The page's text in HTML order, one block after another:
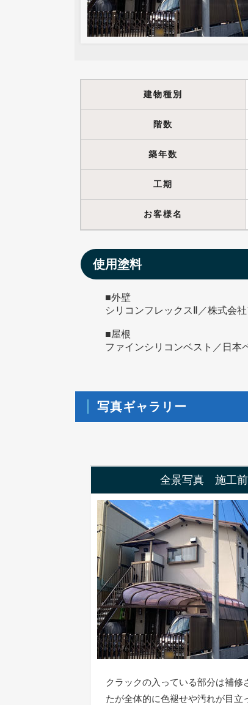
建物種別
階数
築年数
工期
お客様名
使用塗料
■外壁
シリコンフレックスⅡ／株式会
■屋根
ファインシリコンベスト／日本
写真ギャラリー
全景写真 施工前
クラックの入っている部分は補修
たが全体的に色褪せや汚れが目立